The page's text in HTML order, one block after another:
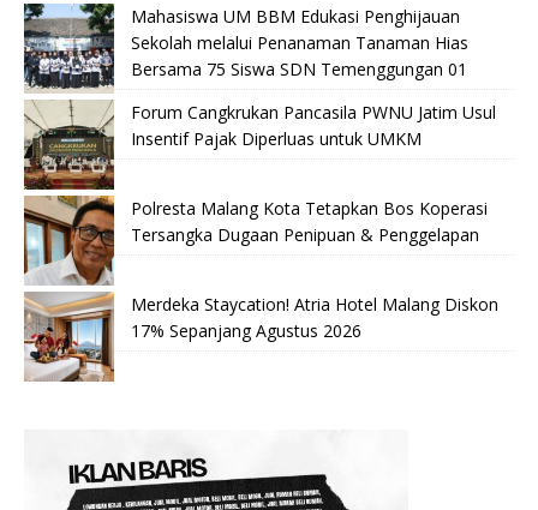
Mahasiswa UM BBM Edukasi Penghijauan
Sekolah melalui Penanaman Tanaman Hias
Bersama 75 Siswa SDN Temenggungan 01
Forum Cangkrukan Pancasila PWNU Jatim Usul
Insentif Pajak Diperluas untuk UMKM
Polresta Malang Kota Tetapkan Bos Koperasi
Tersangka Dugaan Penipuan & Penggelapan
Merdeka Staycation! Atria Hotel Malang Diskon
17% Sepanjang Agustus 2026